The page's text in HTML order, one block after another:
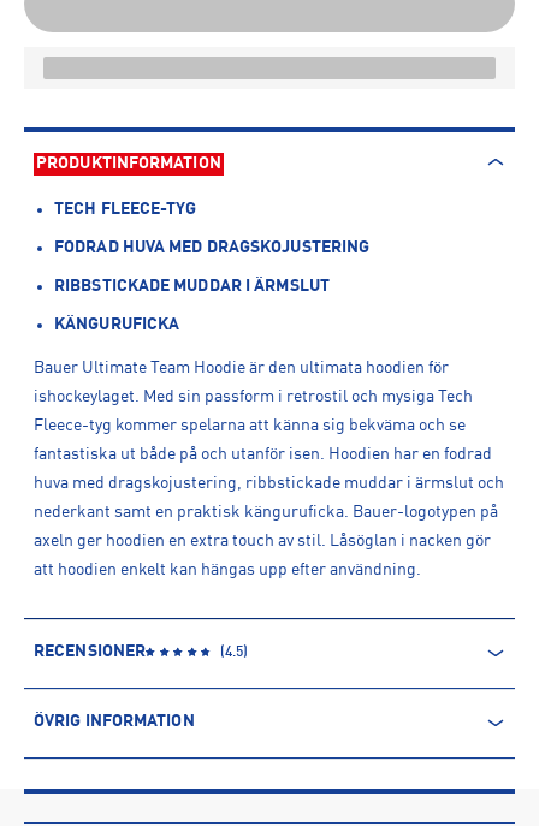
PRODUKTINFORMATION
TECH FLEECE-TYG
FODRAD HUVA MED DRAGSKOJUSTERING
RIBBSTICKADE MUDDAR I ÄRMSLUT
KÄNGURUFICKA
Bauer Ultimate Team Hoodie är den ultimata hoodien för
ishockeylaget. Med sin passform i retrostil och mysiga Tech
Fleece-tyg kommer spelarna att känna sig bekväma och se
fantastiska ut både på och utanför isen. Hoodien har en fodrad
huva med dragskojustering, ribbstickade muddar i ärmslut och
nederkant samt en praktisk känguruficka. Bauer-logotypen på
axeln ger hoodien en extra touch av stil. Låsöglan i nacken gör
att hoodien enkelt kan hängas upp efter användning.
RECENSIONER (4.5)
ÖVRIG INFORMATION
Produktnummer: 1570212
Leverantörens produktnummer: 1060770